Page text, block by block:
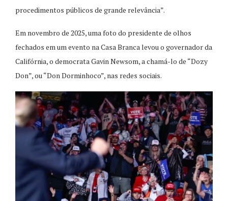
procedimentos públicos de grande relevância”.
Em novembro de 2025, uma foto do presidente de olhos
fechados em um evento na Casa Branca levou o governador da
Califórnia, o democrata Gavin Newsom, a chamá-lo de “Dozy
Don”, ou “Don Dorminhoco”, nas redes sociais.